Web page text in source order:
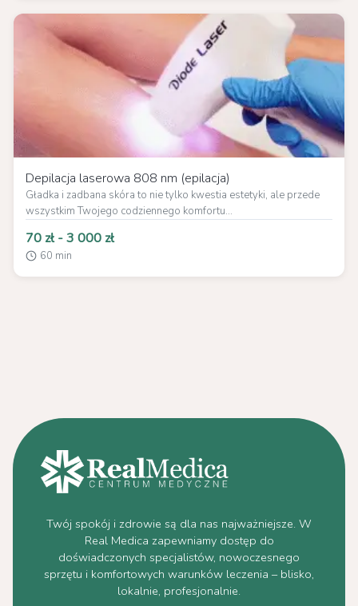
Depilacja laserowa 808 nm (epilacja)
Gładka i zadbana skóra to nie tylko kwestia estetyki, ale przede
wszystkim Twojego codziennego komfortu...
70 zł - 3 000 zł
60 min
Twój spokój i zdrowie są dla nas najważniejsze. W
Real Medica zapewniamy dostęp do
doświadczonych specjalistów, nowoczesnego
sprzętu i komfortowych warunków leczenia – blisko,
lokalnie, profesjonalnie.